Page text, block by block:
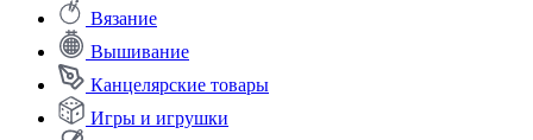
Вязание
Вышивание
Канцелярские товары
Игры и игрушки